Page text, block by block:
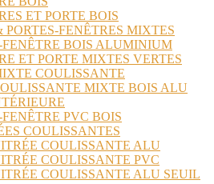
ET PORTE BOIS
PORTES-FENÊTRES MIXTES
FENÊTRE BOIS ALUMINIUM
ET PORTE MIXTES VERTES
COULISSANTE
MIXTE BOIS ALU
FENÊTRE PVC BOIS
COULISSANTES
COULISSANTE ALU
COULISSANTE PVC
COULISSANTE ALU SEUIL